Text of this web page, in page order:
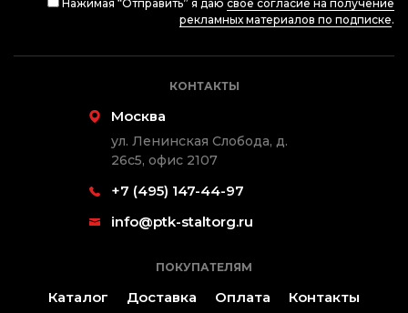
Нажимая “Отправить” я даю свое согласие на получение
рекламных материалов по подписке.
КОНТАКТЫ
Москва
ул. Ленинская Слобода, д.
26с5, офис 2107
+7 (495) 147-44-97
info@ptk-staltorg.ru
ПОКУПАТЕЛЯМ
Каталог Доставка Оплата Контакты